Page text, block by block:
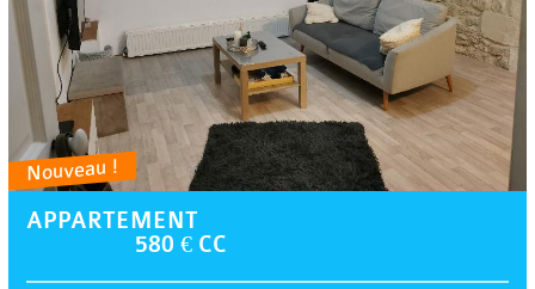
Nouveau !
APPARTEMENT
580 € CC